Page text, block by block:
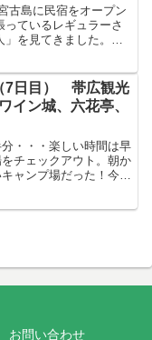
古島に民宿をオープン
っているレギュラーさ
を見てきました。場
事中。そういえば、今
オーナ...
7日目） 帯広観光
イン城、六花亭、
・・・楽しい時間は早
チェックアウト。朝か
ャンプ場だった！今日
お問い合わせ